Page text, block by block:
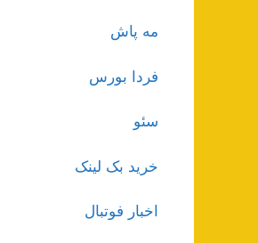
مه پاش
فردا بورس
سئو
خرید بک لینک
اخبار فوتبال